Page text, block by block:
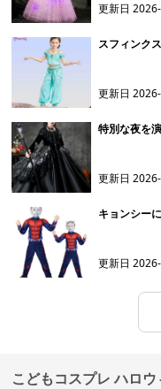
更新日
スフィンク
更新日
特別な夜を
更新日
キョンシー
更新日
こどもコスプレ ハロウ